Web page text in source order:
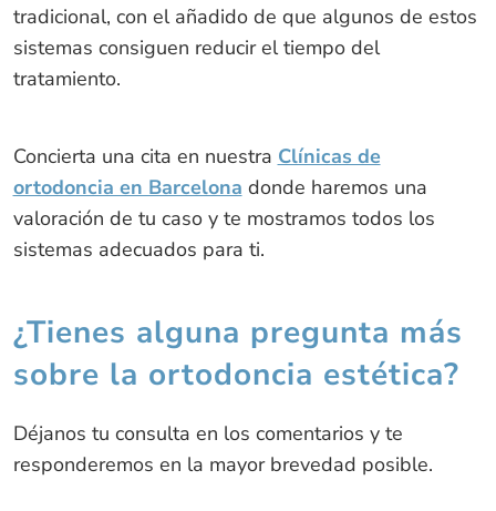
tradicional, con el añadido de que algunos de estos
sistemas consiguen reducir el tiempo del
tratamiento.
Concierta una cita en nuestra Clínicas de
ortodoncia en Barcelona donde haremos una
valoración de tu caso y te mostramos todos los
sistemas adecuados para ti.
¿Tienes alguna pregunta más
sobre la ortodoncia estética?
Déjanos tu consulta en los comentarios y te
responderemos en la mayor brevedad posible.